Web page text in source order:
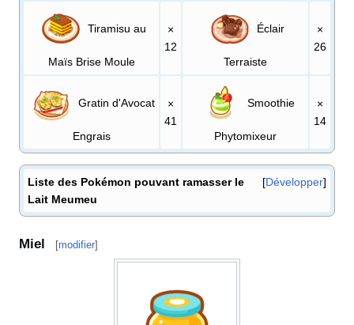
Tiramisu au
Maïs Brise Moule
×
12
Éclair
Terraiste
×
26
Gratin d'Avocat
Engrais
×
41
Smoothie
Phytomixeur
×
14
Développer
Liste des Pokémon pouvant ramasser le
Lait Meumeu
Miel [modifier]